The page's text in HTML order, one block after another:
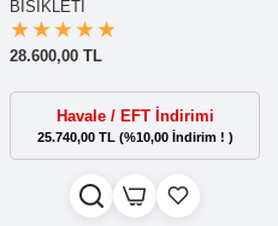
BİSİKLETİ
28.600,00 TL
Havale / EFT İndirimi
25.740,00 TL (%10,00 İndirim ! )